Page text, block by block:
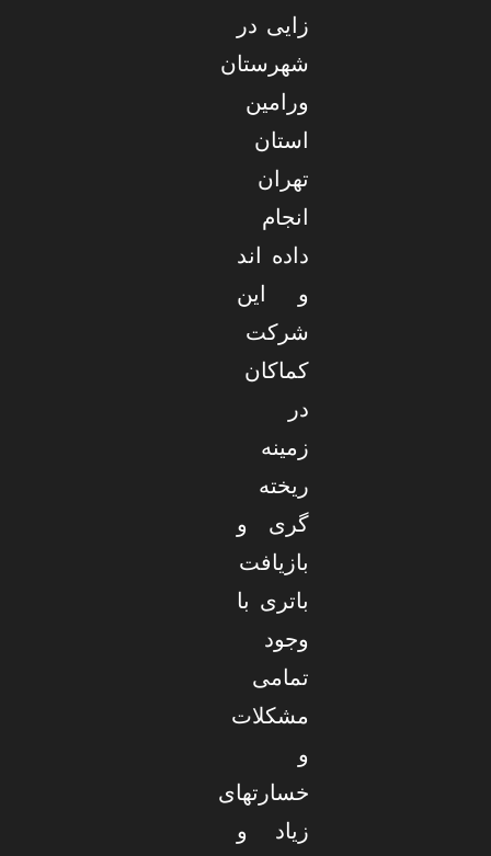
زایی در
شهرستان
ورامین
استان
تهران
انجام
داده اند
و این
شرکت
کماکان
در
زمینه
ریخته
گری و
بازیافت
باتری با
وجود
تمامی
مشکلات
و
خسارتهای
زیاد و